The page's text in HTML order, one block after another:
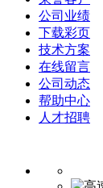
公司业绩
下载彩页
技术方案
在线留言
公司动态
帮助中心
人才招聘